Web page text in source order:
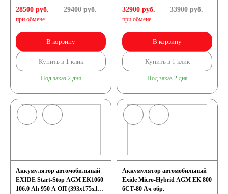
мототехники
Аккумуляторы на
мотоциклы
Квадроциклы
L4
28500 руб.
при обмене
29400руб.
В корзину
Купить в 1 клик
Под заказ 2 дня
L5
32900 руб.
при обмене
33900руб.
В корзину
Купить в 1 клик
Под заказ 2 дня
Аккумулятор автомобильный
EXIDE Start-Stop AGM EK1060
106.0 Ah 950 A ОП (393х175х190)
Аккумулятор автомобильный
Exide Micro-Hybrid AGM EK 800
6СТ-80 Ач обр.